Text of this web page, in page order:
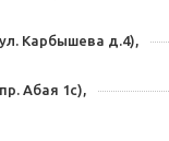
Карбышева д.4),
Абая 1с),